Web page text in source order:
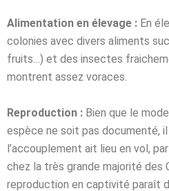
Alimentation en élevage : En
colonies avec divers aliments
fruits…) et des insectes
montrent assez voraces.
Reproduction : Bien que le
espèce ne soit pas documenté,
l’accouplement ait lieu en vol, par
chez la très grande majorité des
reproduction en captivité paraît